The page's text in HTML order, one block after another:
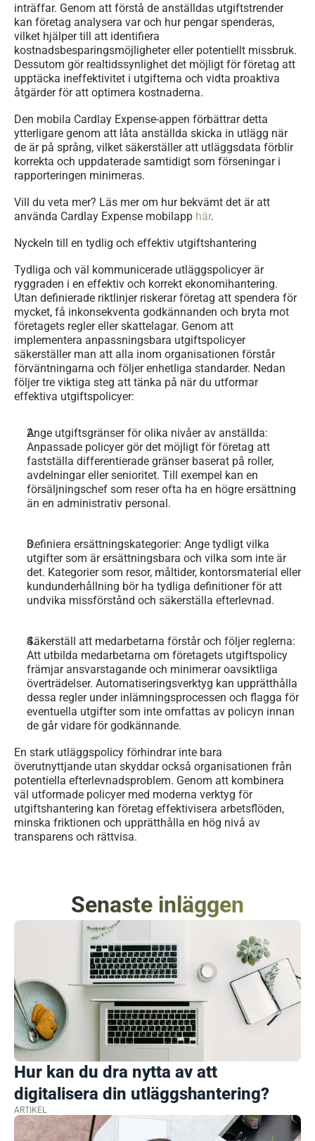
inträffar. Genom att förstå de anställdas utgiftstrender
kan företag analysera var och hur pengar spenderas,
vilket hjälper till att identifiera
kostnadsbesparingsmöjligheter eller potentiellt missbruk.
Dessutom gör realtidssynlighet det möjligt för företag att
upptäcka ineffektivitet i utgifterna och vidta proaktiva
åtgärder för att optimera kostnaderna.
Den mobila Cardlay Expense-appen förbättrar detta
ytterligare genom att låta anställda skicka in utlägg när
de är på språng, vilket säkerställer att utläggsdata förblir
korrekta och uppdaterade samtidigt som förseningar i
rapporteringen minimeras.
Vill du veta mer? Läs mer om hur bekvämt det är att
använda Cardlay Expense mobilapp här.
Nyckeln till en tydlig och effektiv utgiftshantering
Tydliga och väl kommunicerade utläggspolicyer är
ryggraden i en effektiv och korrekt ekonomihantering.
Utan definierade riktlinjer riskerar företag att spendera för
mycket, få inkonsekventa godkännanden och bryta mot
företagets regler eller skattelagar. Genom att
implementera anpassningsbara utgiftspolicyer
säkerställer man att alla inom organisationen förstår
förväntningarna och följer enhetliga standarder. Nedan
följer tre viktiga steg att tänka på när du utformar
effektiva utgiftspolicyer:
Ange utgiftsgränser för olika nivåer av anställda:
Anpassade policyer gör det möjligt för företag att
fastställa differentierade gränser baserat på roller,
avdelningar eller senioritet. Till exempel kan en
försäljningschef som reser ofta ha en högre ersättning
än en administrativ personal.
Definiera ersättningskategorier: Ange tydligt vilka
utgifter som är ersättningsbara och vilka som inte är
det. Kategorier som resor, måltider, kontorsmaterial eller
kundunderhållning bör ha tydliga definitioner för att
undvika missförstånd och säkerställa efterlevnad.
Säkerställ att medarbetarna förstår och följer reglerna:
Att utbilda medarbetarna om företagets utgiftspolicy
främjar ansvarstagande och minimerar oavsiktliga
överträdelser. Automatiseringsverktyg kan upprätthålla
dessa regler under inlämningsprocessen och flagga för
eventuella utgifter som inte omfattas av policyn innan
de går vidare för godkännande.
En stark utläggspolicy förhindrar inte bara
överutnyttjande utan skyddar också organisationen från
potentiella efterlevnadsproblem. Genom att kombinera
väl utformade policyer med moderna verktyg för
utgiftshantering kan företag effektivisera arbetsflöden,
minska friktionen och upprätthålla en hög nivå av
transparens och rättvisa.
Senaste inläggen
Hur kan du dra nytta av att
digitalisera din utläggshantering?
ARTIKEL